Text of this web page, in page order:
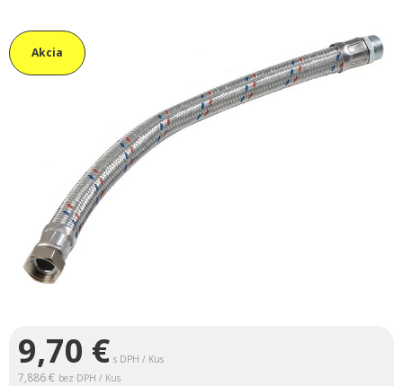
Akcia
9,70 € s DPH / Kus
7,886 € bez DPH / Kus